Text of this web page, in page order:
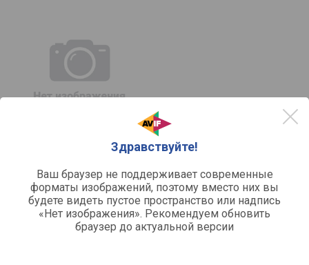
Здравствуйте!
Ваш браузер не поддерживает современные
форматы изображений, поэтому вместо них вы
будете видеть пустое пространство или надпись
«Нет изображения». Рекомендуем обновить
браузер до актуальной версии
Behringer U-CONTROL UCA222
аудиоинтерфейс
Разрядность: 16 бит
Частота дискретизации: 48
регулировка уровня